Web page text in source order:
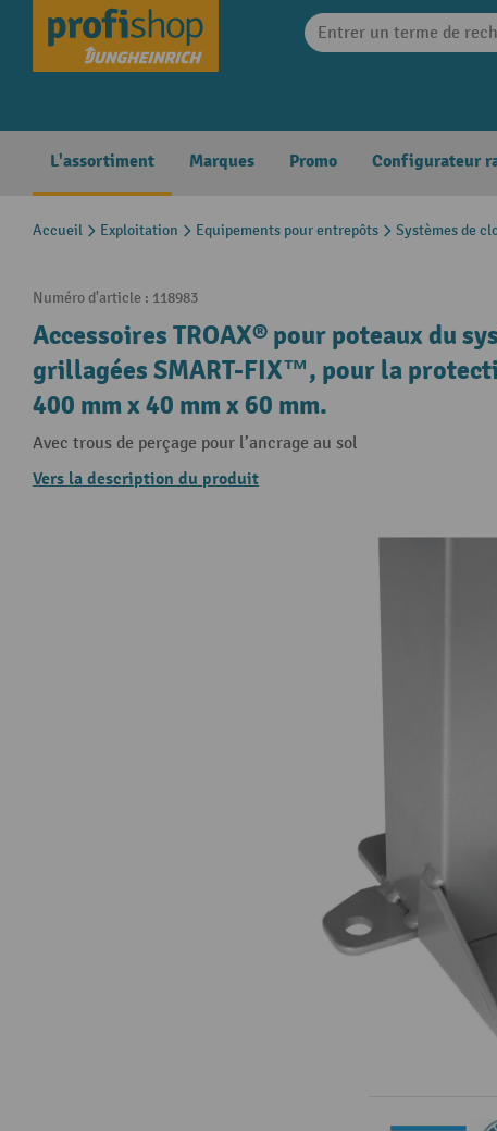
Skip to main navigation
L'assortiment Marques Promo Configurateur
Accueil Exploitation Equipements pour entrepôts Systèmes de
Numéro d'article : 118983
Accessoires TROAX® pour poteaux du
grillagées SMART-FIX™, pour la
400 mm x 40 mm x 60 mm.
Avec trous de perçage pour l’ancrage au sol
Vers la description du produit